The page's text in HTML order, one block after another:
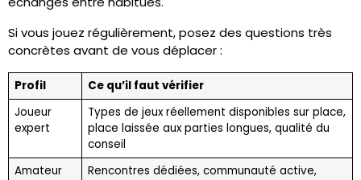
Si vous jouez régulièrement, posez des questions très
concrètes avant de vous déplacer :
Profil
Ce qu’il faut vérifier
Joueur
expert
Types de jeux réellement disponibles sur place,
place laissée aux parties longues, qualité du
conseil
Amateur
Rencontres dédiées, communauté active,